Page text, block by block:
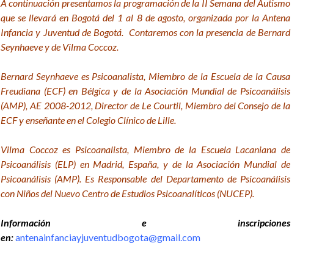
A continuación presentamos la programación de la II Semana del Autismo
que se llevará en Bogotá del 1 al 8 de agosto, organizada por la Antena
Infancia y Juventud de Bogotá. Contaremos con la presencia de Bernard
Seynhaeve y de Vilma Coccoz.
Bernard Seynhaeve es Psicoanalista, Miembro de la Escuela de la Causa
Freudiana (ECF) en Bélgica y de la Asociación Mundial de Psicoanálisis
(AMP), AE 2008-2012, Director de Le Courtil, Miembro del Consejo de la
ECF y enseñante en el Colegio Clínico de Lille.
Vilma Coccoz es Psicoanalista, Miembro de la Escuela Lacaniana de
Psicoanálisis (ELP) en Madrid, España, y de la Asociación Mundial de
Psicoanálisis (AMP). Es Responsable del Departamento de Psicoanálisis
con Niños del Nuevo Centro de Estudios Psicoanalíticos (NUCEP).
Información e inscripciones
en:antenainfanciayjuventudbogota@gmail.com